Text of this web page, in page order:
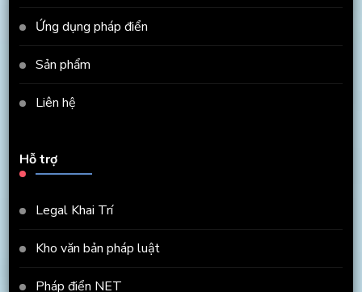
Ứng dụng pháp điển
Sản phẩm
Liên hệ
Hỗ trợ
Legal Khai Trí
Kho văn bản pháp luật
Pháp điển NET